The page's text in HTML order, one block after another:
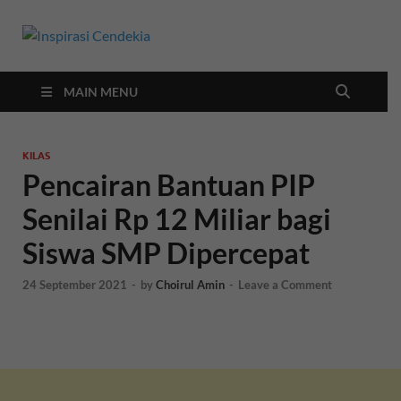
Inspirasi
Cendekia
MAIN MENU
KILAS
Pencairan Bantuan PIP
Senilai Rp 12 Miliar bagi
Siswa SMP Dipercepat
24 September 2021 - byChoirul Amin - Leave a Comment